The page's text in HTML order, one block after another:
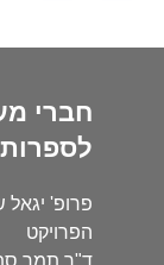
חברי
פרופ' יגאל
הפרויקט
ד"ר תמר